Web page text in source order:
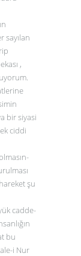
sayılan
,
bir siyasi
ciddi
şu
cadde-
bu
i Nur